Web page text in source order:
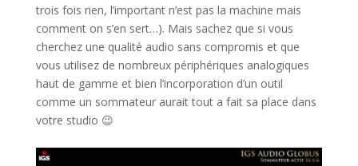
trois fois rien, l’important n’est pas la machine mais
comment on s’en sert…). Mais sachez que si vous
cherchez une qualité audio sans compromis et que
vous utilisez de nombreux périphériques analogiques
haut de gamme et bien l’incorporation d’un outil
comme un sommateur aurait tout a fait sa place dans
votre studio 😉